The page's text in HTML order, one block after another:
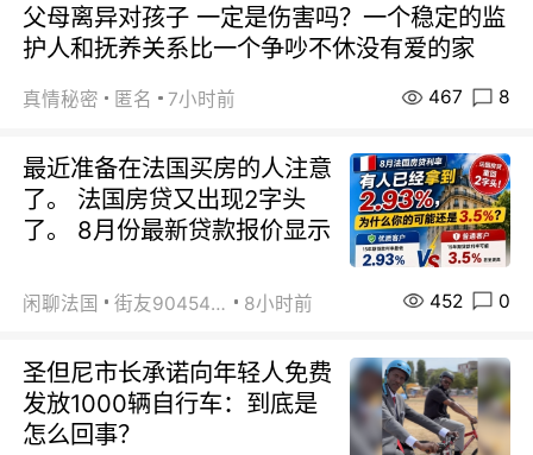
父母离异对孩子 一定是伤害吗？一个稳定的监
护人和抚养关系比一个争吵不休没有爱的家
真情秘密 匿名 7小时前 467 8
最近准备在法国买房的人注意
了。 法国房贷又出现2字头
了。 8月份最新贷款报价显示
闲聊法国 街友90454511 8小时前 452 0
圣但尼市长承诺向年轻人免费
发放1000辆自行车：到底是
怎么回事？